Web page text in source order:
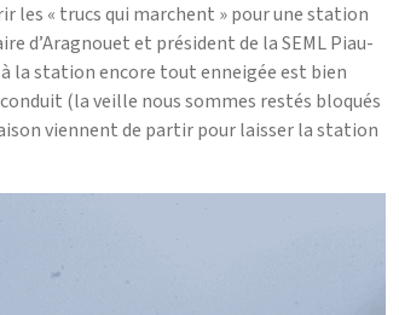
les « trucs qui marchent » pour une station
d’Aragnouet et président de la SEML Piau-
la station encore tout enneigée est bien
(la veille nous sommes restés bloqués
viennent de partir pour laisser la station